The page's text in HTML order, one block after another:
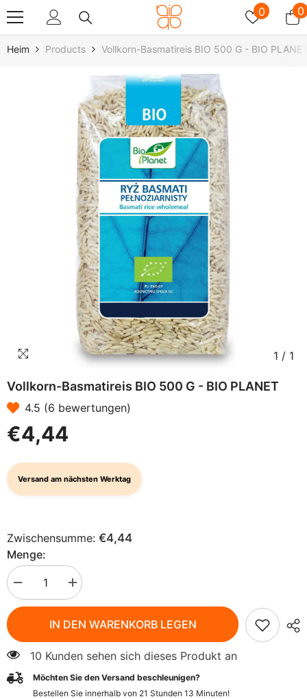
0 00
Heim Products Vollkorn-Basmatireis BIO 500 G - BIO
1 / 1
Vollkorn-Basmatireis BIO 500 G - BIO PLANET
4.5 (6 bewertungen)
€4,44
Versand am nächsten Werktag
Zwischensumme: €4,44
Menge:
verringern
für
Vollkorn-
Basmatireis
BIO
500
g
-
BIO
PLANET
Menge
erhöhen
für
Vollkorn-
Basmatireis
g
BIO
PLANET
IN DEN WARENKORB LEGEN
10 Kunden sehen sich dieses Produkt an
Möchten Sie den Versand beschleunigen?
Bestellen Sie innerhalb von 21 Stunden 13 Minuten!